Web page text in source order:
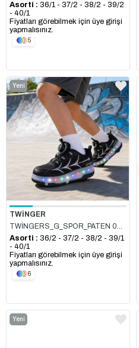
Asorti : 36/1 - 37/2 - 38/2 - 39/2
- 40/1
Fiyatları görebilmek için üye girişi
yapmalısınız.
5
TWİNGER
TWİNGERS_G_SPOR_PATEN 003 SİYAH
Yeni
Ürün
Asorti : 36/2 - 37/2 - 38/2 - 39/1
- 40/1
Fiyatları görebilmek için üye girişi
yapmalısınız.
6
Yeni